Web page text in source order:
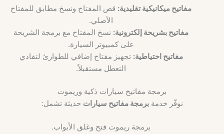
مفاتيح ميكانيكية تقليدية: قص المفتاح ونسخ مطابق للمفتاح
الأصلي.
مفاتيح بشريحة إلكترونية: نسخ المفتاح مع برمجة الشريحة
على كمبيوتر السيارة.
مفاتيح احتياطية: تجهيز مفتاح إضافي للطوارئ لتفادي
التعطل مستقبلاً.
برمجة مفاتيح سيارات ذكية وريموت
نوفّر خدمةبرمجة مفاتيح سيارات حديثة تشمل:
برمجة ريموت فتح وغلق الأبواب.